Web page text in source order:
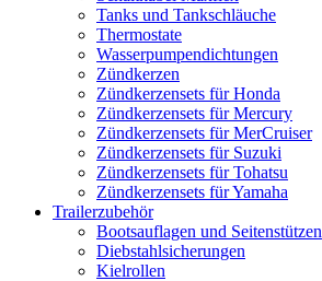
Tanks und Tankschläuche
Thermostate
Wasserpumpendichtungen
Zündkerzen
Zündkerzensets für Honda
Zündkerzensets für Mercury
Zündkerzensets für MerCruiser
Zündkerzensets für Suzuki
Zündkerzensets für Tohatsu
Zündkerzensets für Yamaha
Trailerzubehör
Bootsauflagen und Seitenstützen
Diebstahlsicherungen
Kielrollen